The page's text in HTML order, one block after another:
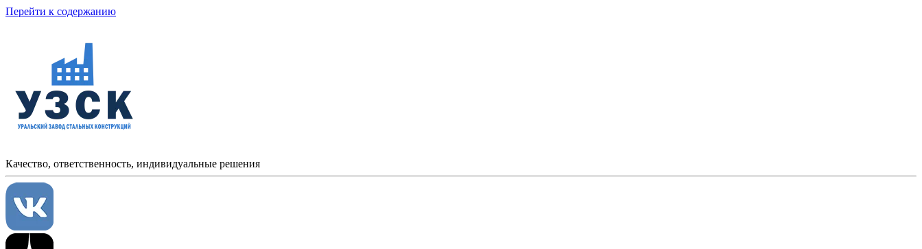
Перейти к содержанию
Качество, ответственность, индивидуальные решения